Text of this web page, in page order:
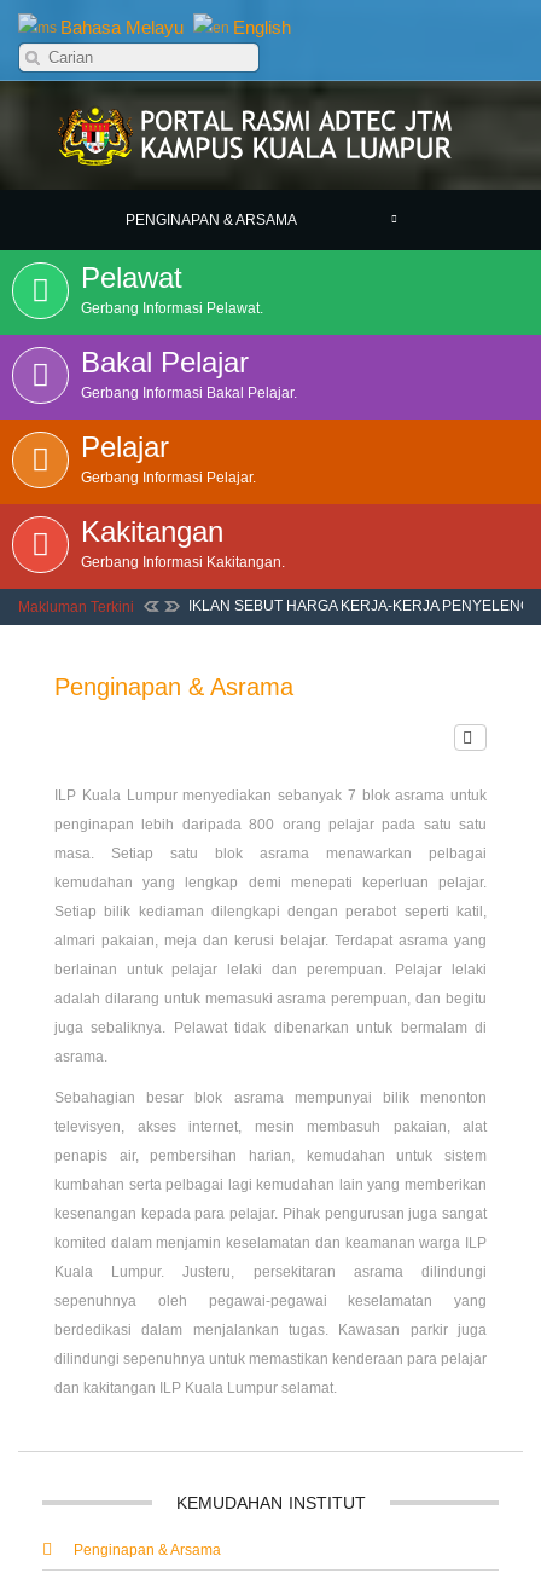
Bahasa Melayu English
PENGINAPAN & ARSAMA
Pelawat
Gerbang Informasi Pelawat.
Bakal Pelajar
Gerbang Informasi Bakal Pelajar.
Pelajar
Gerbang Informasi Pelajar.
Kakitangan
Gerbang Informasi Kakitangan.
Makluman Terkini
IKLAN SEBUT HARGA KERJA-KERJA
Penginapan & Asrama
ILP Kuala Lumpur menyediakan sebanyak 7 blok asrama untuk
penginapan lebih daripada 800 orang pelajar pada satu satu
masa. Setiap satu blok asrama menawarkan pelbagai
kemudahan yang lengkap demi menepati keperluan pelajar.
Setiap bilik kediaman dilengkapi dengan perabot seperti katil,
almari pakaian, meja dan kerusi belajar. Terdapat asrama yang
berlainan untuk pelajar lelaki dan perempuan. Pelajar lelaki
adalah dilarang untuk memasuki asrama perempuan, dan begitu
juga sebaliknya. Pelawat tidak dibenarkan untuk bermalam di
asrama.
Sebahagian besar blok asrama mempunyai bilik menonton
televisyen, akses internet, mesin membasuh pakaian, alat
penapis air, pembersihan harian, kemudahan untuk sistem
kumbahan serta pelbagai lagi kemudahan lain yang memberikan
kesenangan kepada para pelajar. Pihak pengurusan juga sangat
komited dalam menjamin keselamatan dan keamanan warga ILP
Kuala Lumpur. Justeru, persekitaran asrama dilindungi
sepenuhnya oleh pegawai-pegawai keselamatan yang
berdedikasi dalam menjalankan tugas. Kawasan parkir juga
dilindungi sepenuhnya untuk memastikan kenderaan para pelajar
dan kakitangan ILP Kuala Lumpur selamat.
KEMUDAHAN INSTITUT
Penginapan & Arsama